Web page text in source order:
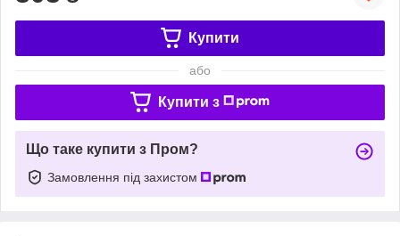
Купити
або
Купити з
Що таке купити з Пром?
Замовлення під захистом